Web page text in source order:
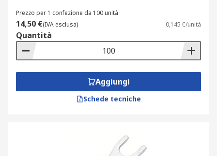
Prezzo per 1 confezione da 100 unità
14,50 €(IVA esclusa) 0,145 €/unità
Quantità
Aggiungi
Schede tecniche